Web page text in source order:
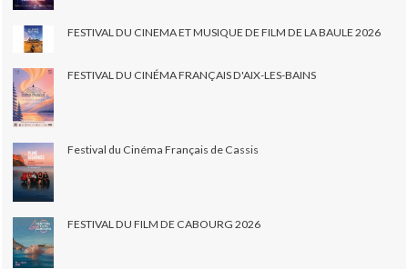
FESTIVAL DU CINEMA ET MUSIQUE DE FILM DE LA BAULE 2026
FESTIVAL DU CINÉMA FRANÇAIS D'AIX-LES-BAINS
Festival du Cinéma Français de Cassis
FESTIVAL DU FILM DE CABOURG 2026